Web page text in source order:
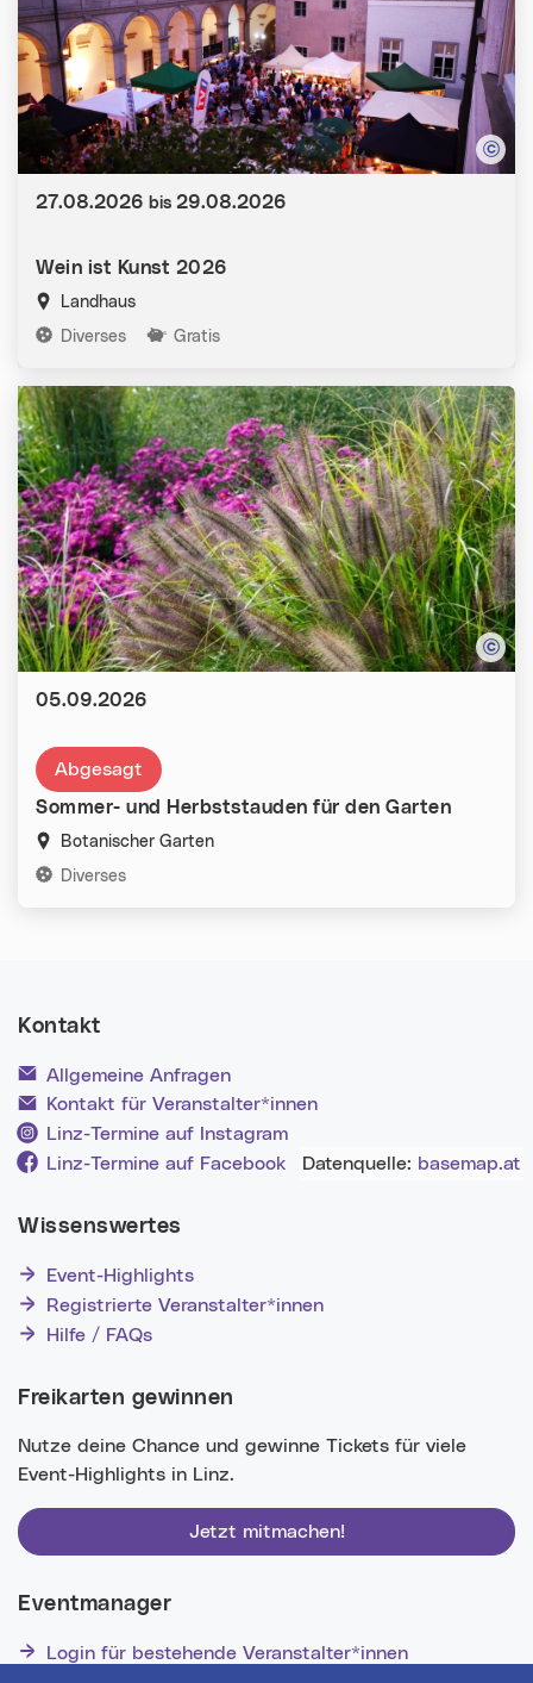
Datenquelle: basemap.at
Wein ist Kunst 2026
Landhaus
Kategorien:
Diverses Gratis
Datum:
27.08.2026 bis 29.08.2026
Abgesagt
Sommer- und Herbststauden für den Garten
Botanischer Garten
Kategorien:
Diverses
Datum:
05.09.2026
Kontakt
Allgemeine Anfragen
Kontakt für Veranstalter*innen
Linz-Termine auf Instagram
Linz-Termine auf Facebook
Wissenswertes
Event-Highlights
Registrierte Veranstalter*innen
Hilfe / FAQs
Freikarten gewinnen
Nutze deine Chance und gewinne Tickets für viele
Event-Highlights in Linz.
Jetzt mitmachen!
Eventmanager
Login für bestehende Veranstalter*innen